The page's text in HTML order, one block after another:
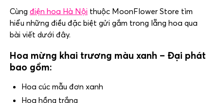
Cùng điện hoa Hà Nội thuộc MoonFlower Store tìm
hiểu những điều đặc biệt gửi gắm trong lẵng hoa qua
bài viết dưới đây.
Hoa mừng khai trương màu xanh – Đại phát
bao gồm:
Hoa cúc mẫu đơn xanh
Hoa hồng trắng